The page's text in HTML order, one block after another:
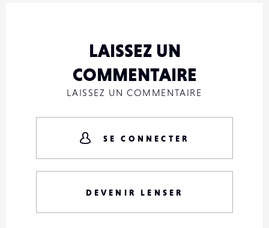
LAISSEZ UN
COMMENTAIRE
LAISSEZ UN COMMENTAIRE
SE CONNECTER
DEVENIR LENSER